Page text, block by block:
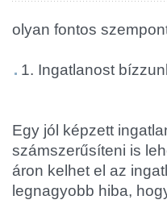
olyan fontos
1. Ingatlanost
Egy jól képzett
számszerűsíteni is
áron kelhet el az
legnagyobb hiba,